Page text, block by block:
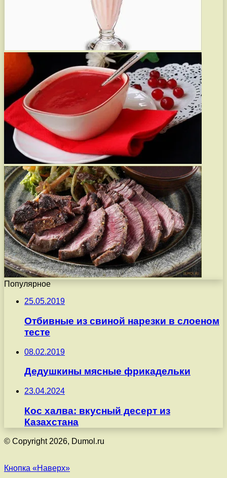
Популярное
25.05.2019
Отбивные из свиной нарезки в слоеном
тесте
08.02.2019
Дедушкины мясные фрикадельки
23.04.2024
Кос халва: вкусный десерт из
Казахстана
© Copyright 2026, Dumol.ru
Кнопка «Наверх»